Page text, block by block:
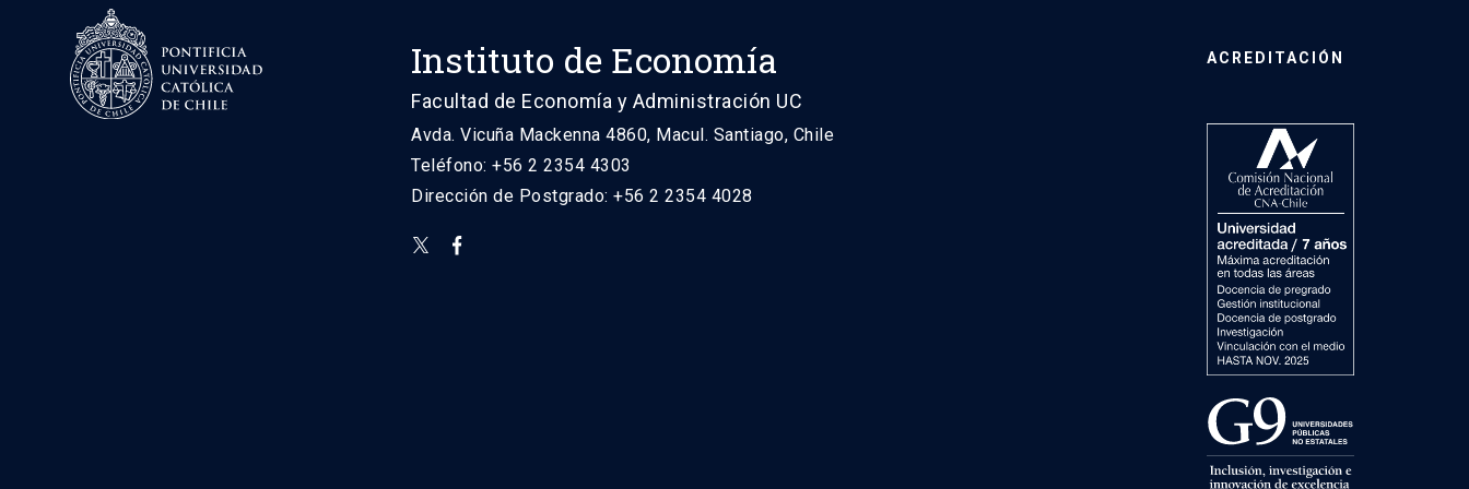
Instituto de Economía
Facultad de Economía y Administración UC
Avda. Vicuña Mackenna 4860, Macul. Santiago, Chile
Teléfono: +56 2 2354 4303
Dirección de Postgrado: +56 2 2354 4028
ACREDITACIÓN